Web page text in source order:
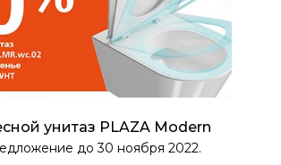
унитаз PLAZA Modern
до 30 ноября 2022.